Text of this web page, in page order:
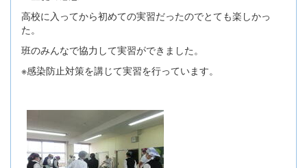
高校に入ってから初めての実習だったのでとても楽しかっ
た。
班のみんなで協力して実習ができました。
※感染防止対策を講じて実習を行っています。